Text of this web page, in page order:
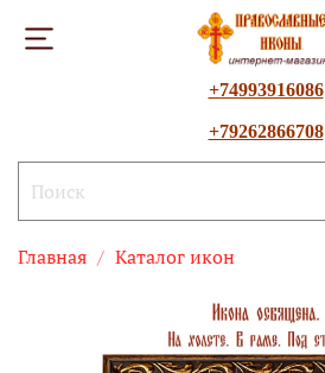
+74993916086
+79262866708
Главная Каталог икон